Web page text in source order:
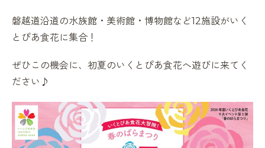
磐越道沿道の水族館・美術館・博物館など12施設がいく
とぴあ食花に集合！
ぜひこの機会に、初夏のいくとぴあ食花へ遊びに来てく
ださい♪